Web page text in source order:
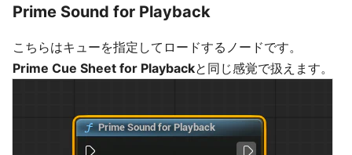
Prime Sound for Playback
こちらはキューを指定してロードするノードです。
Prime Cue Sheet for Playbackと同じ感覚で扱えます。